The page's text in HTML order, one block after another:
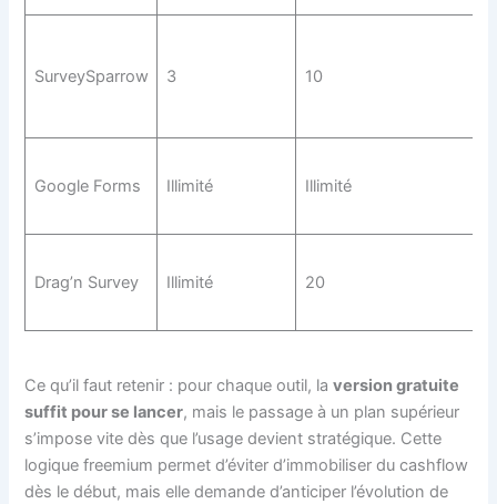
SurveySparrow 3 10
Google Forms Illimité Illimité
Drag’n Survey Illimité 20
Ce qu’il faut retenir : pour chaque outil, laversion gratuite
suffit pour se lancer, mais le passage à un plan supérieur
s’impose vite dès que l’usage devient stratégique. Cette
logique freemium permet d’éviter d’immobiliser du cashflow
dès le début, mais elle demande d’anticiper l’évolution de